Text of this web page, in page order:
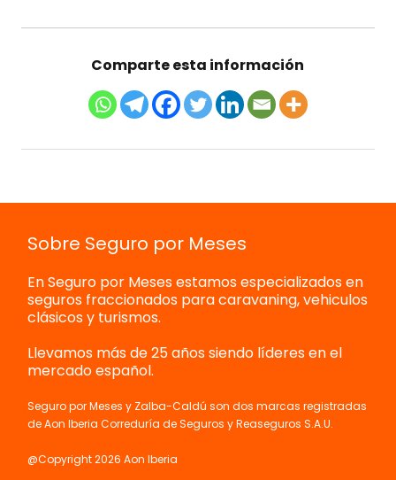
Comparte esta información
Sobre Seguro por Meses
En Seguro por Meses estamos especializados en
seguros fraccionados para caravaning, vehiculos
clásicos y turismos.
Llevamos más de 25 años siendo líderes en el
mercado español.
Seguro por Meses y Zalba-Caldú son dos marcas registradas
de Aon Iberia Correduría de Seguros y Reaseguros S.A.U.
@Copyright 2026 Aon Iberia